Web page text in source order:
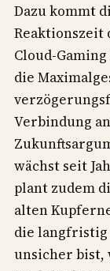
Dazu kommt
Reaktionszeit
Cloud-
die
Verbindung
wächst seit
plant zudem
alten
die langfristig
unsicher bist,